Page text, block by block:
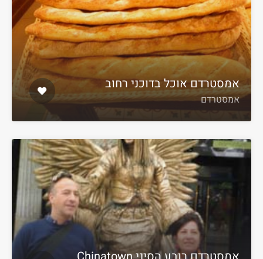
אמסטרדם אוכל בדוכני רחוב
אמסטרדם